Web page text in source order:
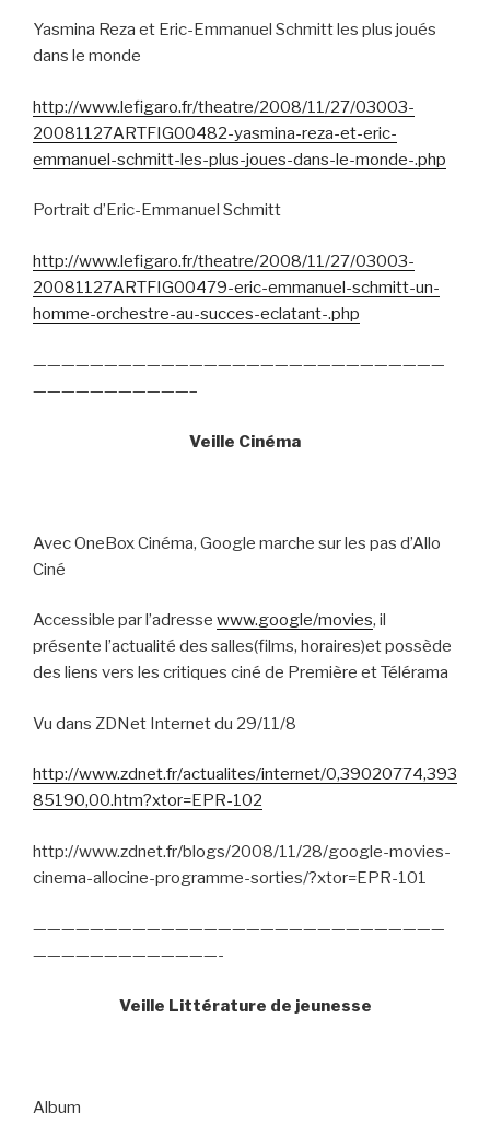
Yasmina Reza et Eric-Emmanuel Schmitt les plus joués
dans le monde
http://www.lefigaro.fr/theatre/2008/11/27/03003-
20081127ARTFIG00482-yasmina-reza-et-eric-
emmanuel-schmitt-les-plus-joues-dans-le-monde-.php
Portrait d’Eric-Emmanuel Schmitt
http://www.lefigaro.fr/theatre/2008/11/27/03003-
20081127ARTFIG00479-eric-emmanuel-schmitt-un-
homme-orchestre-au-succes-eclatant-.php
—————————————————————————————
———————————–
Veille Cinéma
Avec OneBox Cinéma, Google marche sur les pas d’Allo
Ciné
Accessible par l’adresse www.google/movies, il
présente l’actualité des salles(films, horaires)et possède
des liens vers les critiques ciné de Première et Télérama
Vu dans ZDNet Internet du 29/11/8
http://www.zdnet.fr/actualites/internet/0,39020774,393
85190,00.htm?xtor=EPR-102
http://www.zdnet.fr/blogs/2008/11/28/google-movies-
cinema-allocine-programme-sorties/?xtor=EPR-101
—————————————————————————————
—————————————-
Veille Littérature de jeunesse
Album